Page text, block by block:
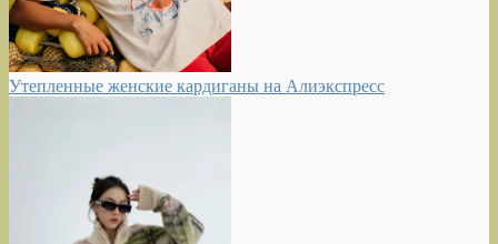
Утепленные женские кардиганы на Алиэкспресс